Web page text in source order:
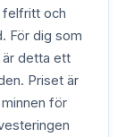
felfritt och
För dig som
är detta ett
Priset är
för